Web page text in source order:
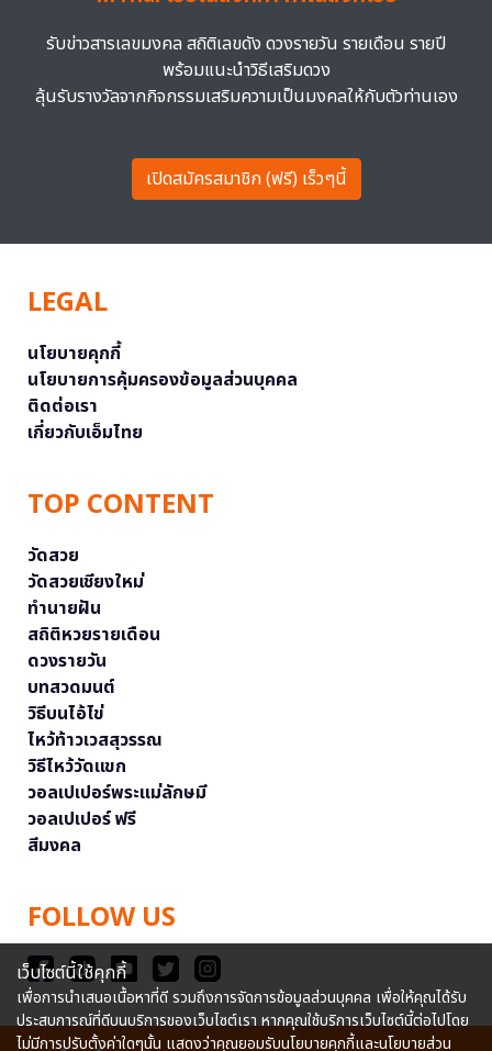
รับข่าวสารเลขมงคล สถิติเลขดัง ดวงรายวัน รายเดือน รายปี
พร้อมแนะนำวิธีเสริมดวง
ลุ้นรับรางวัลจากกิจกรรมเสริมความเป็นมงคลให้กับตัวท่านเอง
เปิดสมัครสมาชิก (ฟรี) เร็วๆนี้
LEGAL
นโยบายคุกกี้
นโยบายการคุ้มครองข้อมูลส่วนบุคคล
ติดต่อเรา
เกี่ยวกับเอ็มไทย
TOP CONTENT
วัดสวย
วัดสวยเชียงใหม่
ทำนายฝัน
สถิติหวยรายเดือน
ดวงรายวัน
บทสวดมนต์
วิธีบนไอ้ไข่
ไหว้ท้าวเวสสุวรรณ
วิธีไหว้วัดแขก
วอลเปเปอร์พระแม่ลักษมี
วอลเปเปอร์ ฟรี
สีมงคล
FOLLOW US
เว็บไซต์นี้ใช้คุกกี้
เพื่อการนำเสนอเนื้อหาที่ดี รวมถึงการจัดการข้อมูลส่วนบุคคล เพื่อให้คุณได้รับ
ประสบการณ์ที่ดีบนบริการของเว็บไซต์เรา หากคุณใช้บริการเว็บไซต์นี้ต่อไปโดย
ไม่มีการปรับตั้งค่าใดๆนั้น แสดงว่าคุณยอมรับนโยบายคุกกี้และนโยบายส่วน